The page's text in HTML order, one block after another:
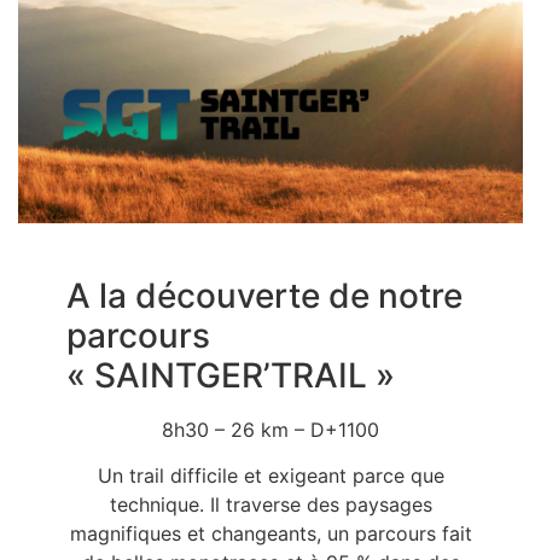
A la découverte de notre
parcours
« SAINTGER’TRAIL »
8h30 – 26 km – D+1100
Un trail difficile et exigeant parce que
technique. Il traverse des paysages
magnifiques et changeants, un parcours fait